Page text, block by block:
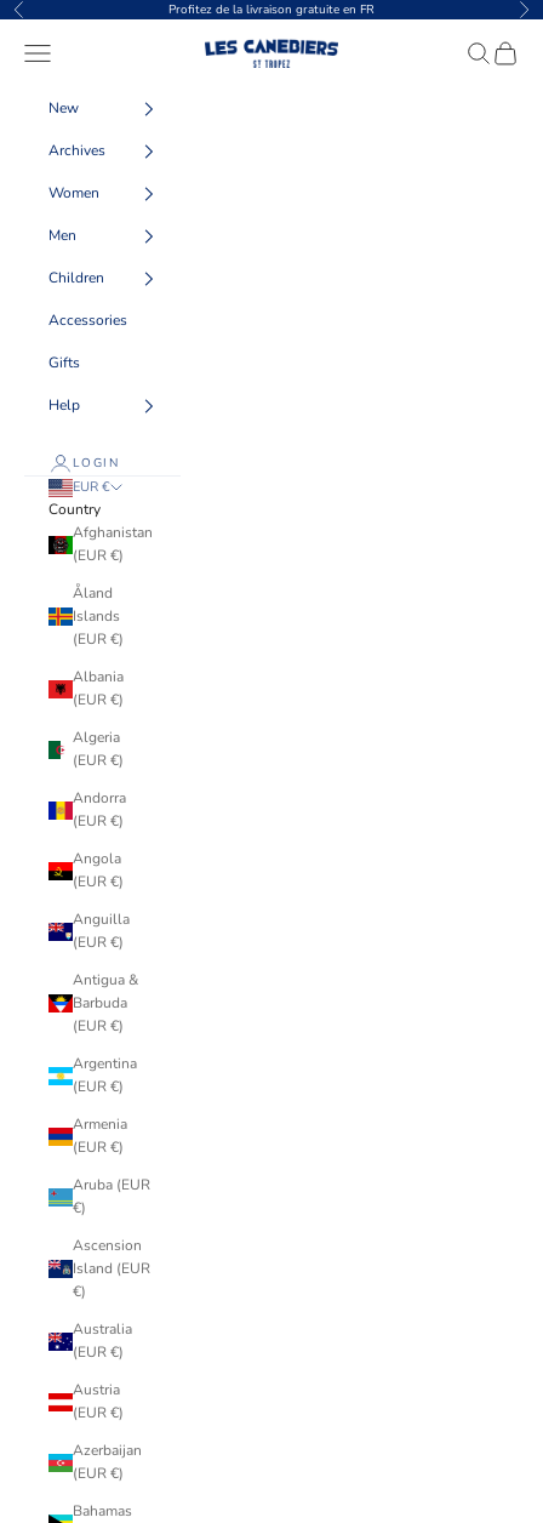
Skip to content
Previous Profitez de la livraison gratuite en FR
Les Canebiers
Navigation menu SearchCart
New
Archives
Women
Men
Children
Accessories
Gifts
Help
LOGIN
EUR €
Country
Afghanistan
(EUR €)
Åland
Islands
(EUR €)
Albania
(EUR €)
Algeria
(EUR €)
Andorra
(EUR €)
Angola
(EUR €)
Anguilla
(EUR €)
Antigua &
Barbuda
(EUR €)
Argentina
(EUR €)
Armenia
(EUR €)
Aruba (EUR
€)
Ascension
Island (EUR
€)
Australia
(EUR €)
Austria
(EUR €)
Azerbaijan
(EUR €)
Bahamas